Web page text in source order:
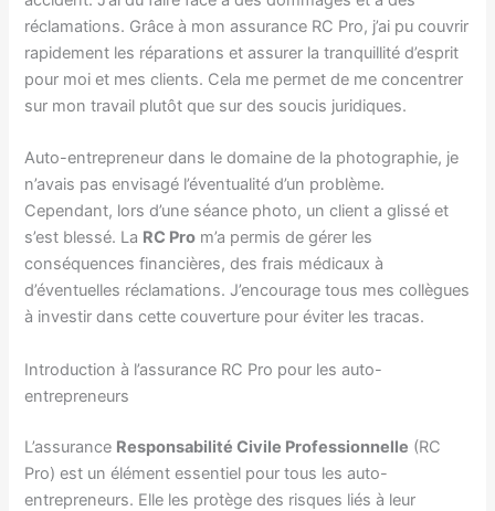
réclamations. Grâce à mon assurance RC Pro, j’ai pu couvrir
rapidement les réparations et assurer la tranquillité d’esprit
pour moi et mes clients. Cela me permet de me concentrer
sur mon travail plutôt que sur des soucis juridiques.
Auto-entrepreneur dans le domaine de la photographie, je
n’avais pas envisagé l’éventualité d’un problème.
Cependant, lors d’une séance photo, un client a glissé et
s’est blessé. La RC Pro m’a permis de gérer les
conséquences financières, des frais médicaux à
d’éventuelles réclamations. J’encourage tous mes collègues
à investir dans cette couverture pour éviter les tracas.
Introduction à l’assurance RC Pro pour les auto-
entrepreneurs
L’assurance Responsabilité Civile Professionnelle (RC
Pro) est un élément essentiel pour tous les auto-
entrepreneurs. Elle les protège des risques liés à leur